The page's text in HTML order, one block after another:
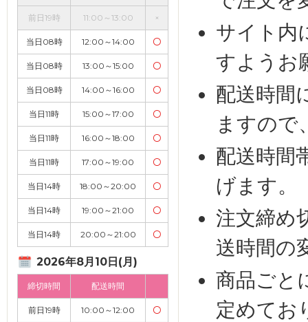
前日19時 11:00～13:00 ×
当日08時 12:00～14:00 〇
当日08時 13:00～15:00 〇
当日08時 14:00～16:00 〇
当日11時 15:00～17:00 〇
当日11時 16:00～18:00 〇
当日11時 17:00～19:00 〇
当日14時 18:00～20:00 〇
当日14時 19:00～21:00 〇
当日14時 20:00～21:00 〇
2026年8月10日(月)
締切時間 配送時間
前日19時 10:00～12:00 〇
サイト内
すようお
配送時間
ますので
配送時間
げます。
注文締め
送時間の
商品ごと
定めてお